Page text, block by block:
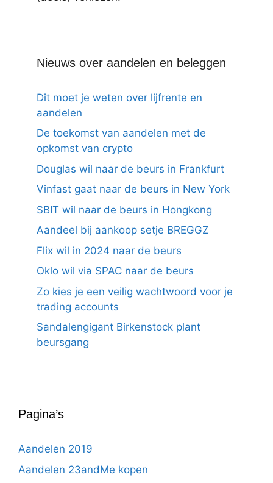
Nieuws over aandelen en beleggen
Dit moet je weten over lijfrente en
aandelen
De toekomst van aandelen met de
opkomst van crypto
Douglas wil naar de beurs in Frankfurt
Vinfast gaat naar de beurs in New York
SBIT wil naar de beurs in Hongkong
Aandeel bij aankoop setje BREGGZ
Flix wil in 2024 naar de beurs
Oklo wil via SPAC naar de beurs
Zo kies je een veilig wachtwoord voor je
trading accounts
Sandalengigant Birkenstock plant
beursgang
Pagina’s
Aandelen 2019
Aandelen 23andMe kopen